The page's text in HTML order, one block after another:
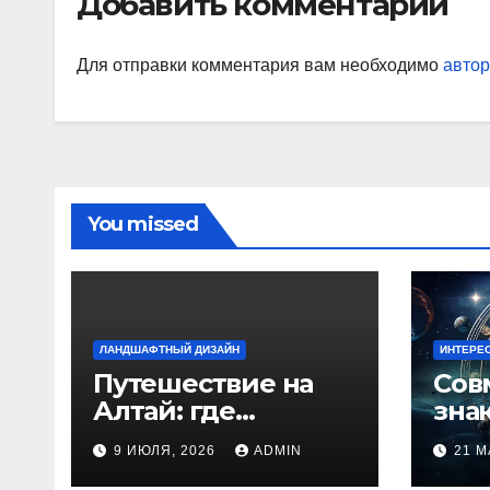
Для отправки комментария вам необходимо
You missed
ЛАНДШАФТНЫЙ ДИЗАЙН
Путешествие на
Алтай: где
природа
встречается с
9 ИЮЛЯ, 2026 ADMIN 21